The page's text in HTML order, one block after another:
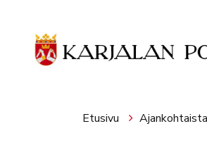
Etusivu Ajankohtaista